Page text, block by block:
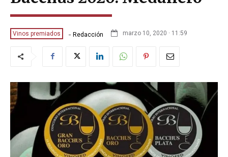
Vinos premiados - Redacción marzo 10, 2020 · 11:59